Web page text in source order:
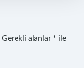
Gerekli alanlar * ile